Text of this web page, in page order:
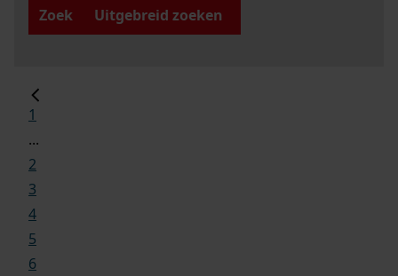
Zoek
Uitgebreid zoeken
1
...
2
3
4
5
6